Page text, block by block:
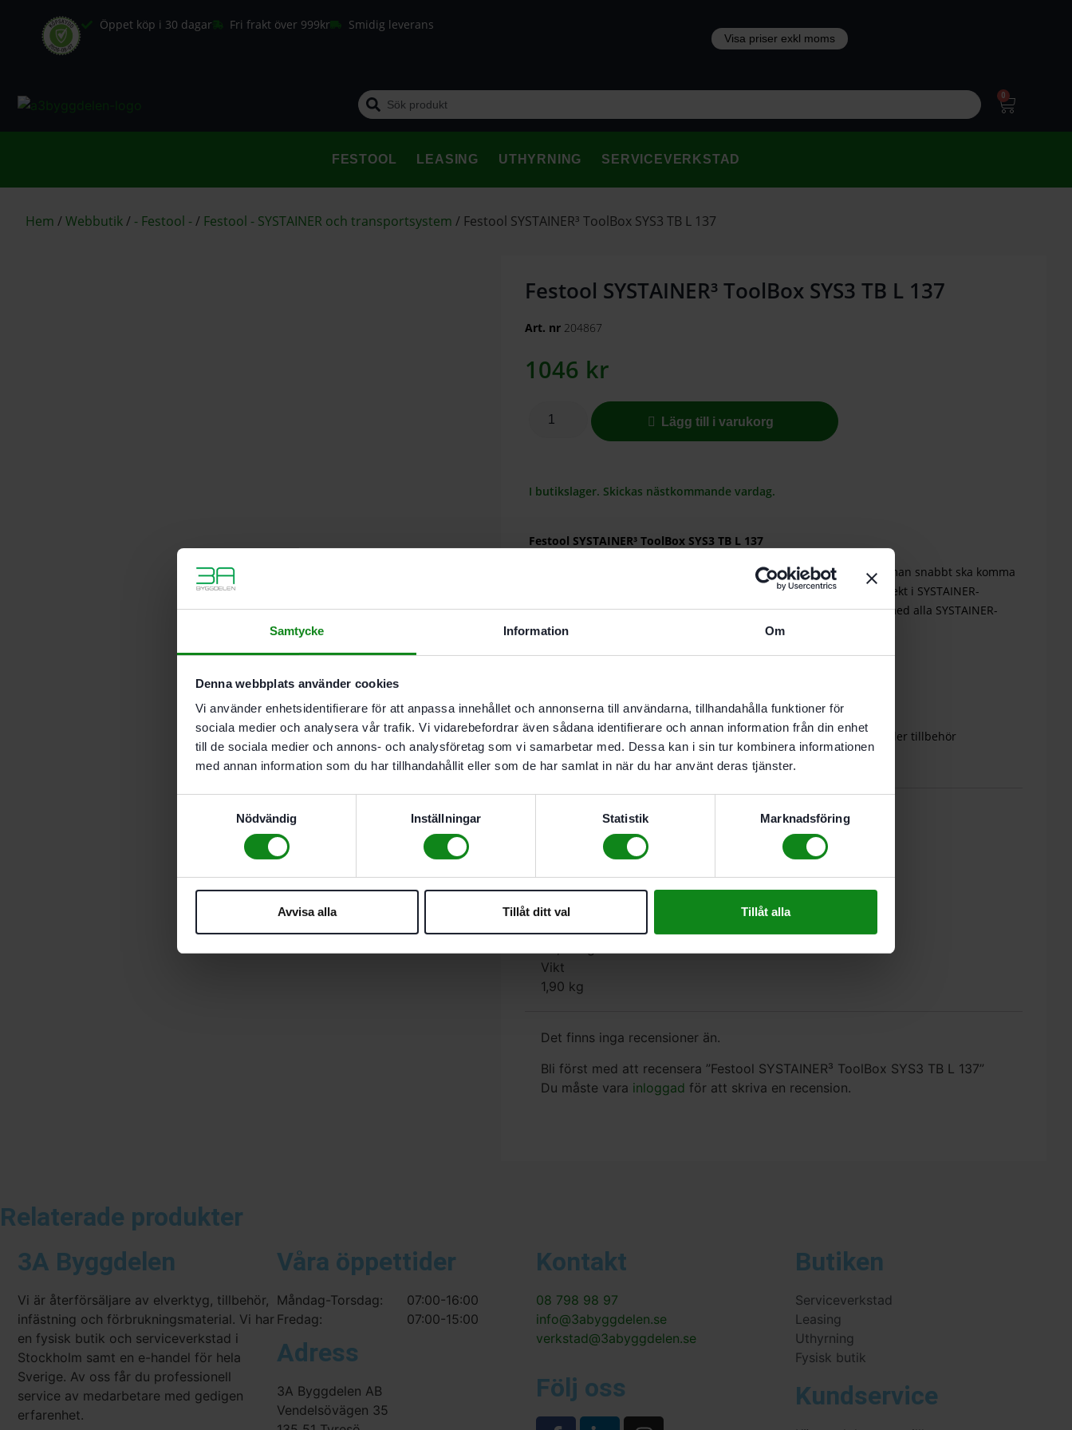
Samtycke Information Om
Denna webbplats använder cookies
Vi använder enhetsidentifierare för att anpassa innehållet och annonserna till användarna, tillhandahålla funktioner för
sociala medier och analysera vår trafik. Vi vidarebefordrar även sådana identifierare och annan information från din enhet
till de sociala medier och annons- och analysföretag som vi samarbetar med. Dessa kan i sin tur kombinera informationen
med annan information som du har tillhandahållit eller som de har samlat in när du har använt deras tjänster.
Nödvändig
Inställningar Statistik Marknadsföring
Avvisa alla Tillåt ditt val Tillåt alla
Öppet köp i 30 dagar Fri frakt över 999kr Smidig leverans
0
FESTOOL LEASING UTHYRNING SERVICEVERKSTAD
Hem /Webbutik/ - Festool -/ Festool - SYSTAINER och transportsystem / Festool SYSTAINER³ ToolBox SYS3 TB L 137
Festool SYSTAINER³ ToolBox SYS3 TB L 137
Art. nr 204867
1046 kr
Lägg till i varukorg
I butikslager. Skickas nästkommande vardag.
Festool SYSTAINER³ ToolBox SYS3 TB L 137
Öppna upptill, reducerade till det väsentliga och utformade för att man snabbt ska komma
åt handverktyg, förbrukningsmaterial och tillbehör. Och passar perfekt i SYSTAINER-
systemet. SYSTAINER³ ToolBoxarna kan kopplas med varandra och med alla SYSTAINER-
generationer och dammsugare.
Rymligt fack och lättåtkomligt, infällbart bärhandtag
Standarddjup- och bredd
För praktisk transport av handverktyg, förbrukningsmaterial eller tillbehör
Mått med fötter (l x b x h)
508 x 296 x 137 mm
Last
20,00 kg
Bärlast (kopplad)
Vikt
1,90 kg
Det finns inga recensioner än.
Bli först med att recensera ”Festool SYSTAINER³ ToolBox SYS3 TB L 137”
Du måste vara inloggad för att skriva en recension.
Relaterade produkter
3A Byggdelen
Vi är återförsäljare av elverktyg, tillbehör,
infästning och förbrukningsmaterial. Vi har
en fysisk butik och serviceverkstad i
Stockholm samt en e-handel för hela
Sverige. Av oss får du professionell
service av medarbetare med gedigen
erfarenhet.
Våra öppettider
Måndag-Torsdag:
Fredag:
07:00-16:00
07:00-15:00
Adress
3A Byggdelen AB
Vendelsövägen 35
Kontakt
08 798 98 97
info@3abyggdelen.se
verkstad@3abyggdelen.se
Följ oss
Butiken
Serviceverkstad
Leasing
Uthyrning
Fysisk butik
Kundservice